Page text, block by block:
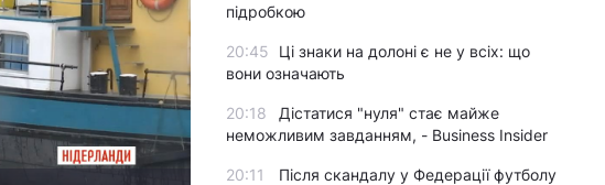
підробкою
20:45
Ці знаки на долоні є не у всіх: що
вони означають
20:18
Дістатися "нуля" стає майже
неможливим завданням, - Business Insider
20:11
Після скандалу у Федерації футболу